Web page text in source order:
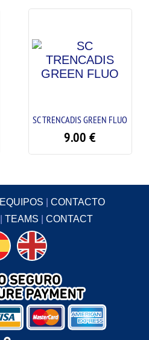
SC TRENCADIS GREEN FLUO
9.00 €
EQUIPOS
CONTACTO
TEAMS CONTACT